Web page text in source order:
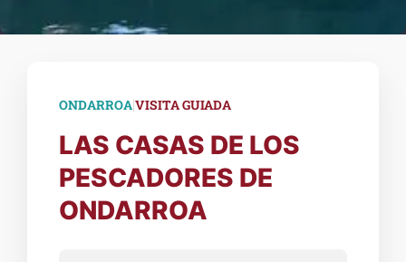
ONDARROA|VISITA GUIADA
LAS CASAS DE LOS
PESCADORES DE
ONDARROA